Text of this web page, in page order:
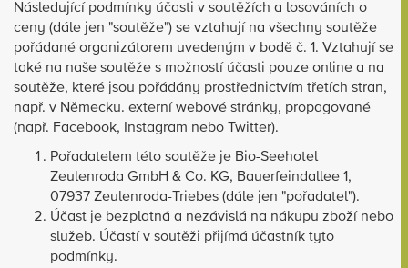
Následující podmínky účasti v soutěžích a losováních o
ceny (dále jen "soutěže") se vztahují na všechny soutěže
pořádané organizátorem uvedeným v bodě č. 1. Vztahují se
také na naše soutěže s možností účasti pouze online a na
soutěže, které jsou pořádány prostřednictvím třetích stran,
např. v Německu. externí webové stránky, propagované
(např. Facebook, Instagram nebo Twitter).
Pořadatelem této soutěže je Bio-Seehotel
Zeulenroda GmbH & Co. KG, Bauerfeindallee 1,
07937 Zeulenroda-Triebes (dále jen "pořadatel").
Účast je bezplatná a nezávislá na nákupu zboží nebo
služeb. Účastí v soutěži přijímá účastník tyto
podmínky.